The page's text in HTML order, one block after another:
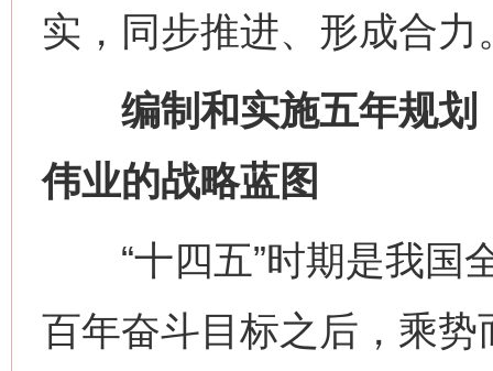
实，同步推进、形成合力
编制和实施五年规划
伟业的战略蓝图
“十四五”时期是我国
百年奋斗目标之后，乘